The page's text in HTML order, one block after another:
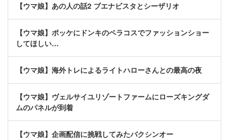
【ウマ娘】あの人の話2 ブエナビスタとシーザリオ
【ウマ娘】ポッケにドンキのペラコスでファッションショー
してほしい…
【ウマ娘】海外トレによるライトハローさんとの最高の夜
【ウマ娘】ヴェルサイユリゾートファームにローズキングダ
ムのパネルが到着
【ウマ娘】企画配信に挑戦してみたバクシンオー